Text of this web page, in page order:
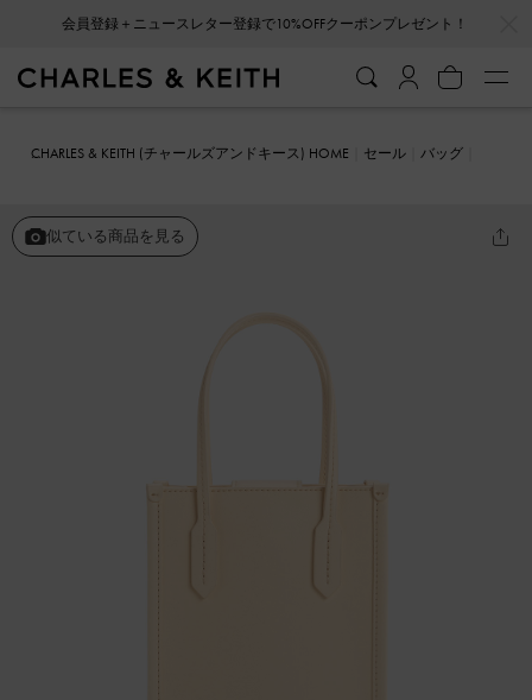
会員登録＋ニュースレター登録で10%OFFクーポンプレゼント！
CHARLES & KEITH (チャールズアンドキース) HOME セール
バッグ
似ている商品を見る